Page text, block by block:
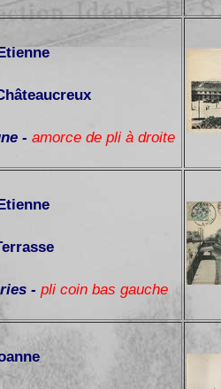
- amorce de pli à droite
- pli coin bas gauche